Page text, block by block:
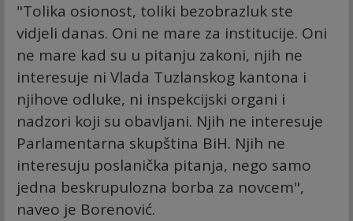
"Tolika osionost, toliki bezobrazluk ste
vidjeli danas. Oni ne mare za institucije. Oni
ne mare kad su u pitanju zakoni, njih ne
interesuje ni Vlada Tuzlanskog kantona i
njihove odluke, ni inspekcijski organi i
nadzori koji su obavljani. Njih ne interesuje
Parlamentarna skupština BiH. Njih ne
interesuju poslanička pitanja, nego samo
jedna beskrupulozna borba za novcem",
naveo je Borenović.